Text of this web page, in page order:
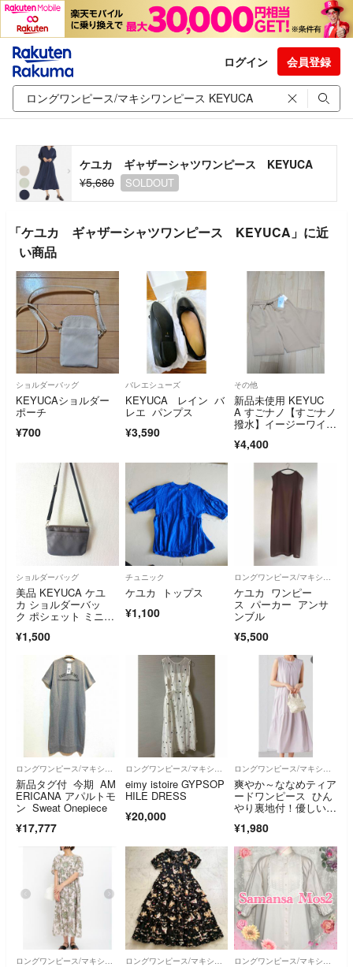
ログイン 会員登録
ケユカ ギャザーシャツワンピース KEYUCA
¥5,680
SOLDOUT
「ケユカ ギャザーシャツワンピース KEYUCA」に近
い商品
ショルダーバッグ
KEYUCAショルダー
ポーチ
¥700
バレエシューズ
KEYUCA レイン バ
レエ パンプス
¥3,590
その他
新品未使用 KEYUC
A すごナノ【すごナノ
撥水】イージーワイド
¥4,400
ショルダーバッグ
美品 KEYUCA ケユ
カ ショルダーバッ
ク ポシェット ミニバ
¥1,500
チュニック
ケユカ トップス
¥1,100
ロングワンピース/マキシワンピース
ケユカ ワンピー
ス パーカー アンサ
ンブル
¥5,500
ロングワンピース/マキシワンピース
新品タグ付 今期 AM
ERICANA アパルトモ
ン Sweat Onepiece
¥17,777
ロングワンピース/マキシワンピース
eimy istoire GYPSOP
HILE DRESS
¥20,000
ロングワンピース/マキシワンピース
爽やか～ななめティア
ードワンピース ひん
やり裏地付！優しいグ
¥1,980
ロングワンピース/マキシワンピース ロングワンピース/マキシワンピース ロングワンピース/マキシワンピース